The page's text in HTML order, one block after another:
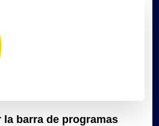
barra de programas